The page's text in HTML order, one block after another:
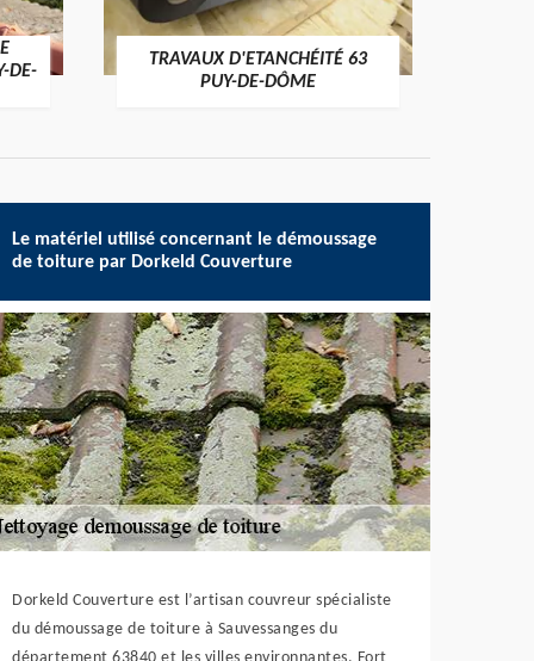
DE-
TRAVAUX D'ETANCHÉITÉ 63
PUY-DE-DÔME
Le matériel utilisé concernant le démoussage
de toiture par Dorkeld Couverture
Dorkeld Couverture est l’artisan couvreur spécialiste
du démoussage de toiture à Sauvessanges du